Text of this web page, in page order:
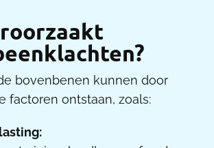
bovenbenen kunnen door
factoren ontstaan, zoals: